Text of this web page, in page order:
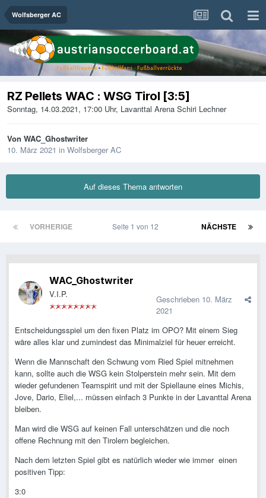
Wolfsberger AC
RZ Pellets WAC : WSG Tirol [3:5]
Sonntag, 14.03.2021, 17:00 Uhr, Lavanttal Arena Schiri Lechner
Von WAC_Ghostwriter
10. März 2021 in Wolfsberger AC
Auf dieses Thema antworten
VORHERIGE NÄCHSTE
Seite 1 von 12
WAC_Ghostwriter
V.I.P. Geschrieben 10. März
2021
Entscheidungsspiel um den fixen Platz im OPO? Mit einem Sieg
wäre alles klar und zumindest das Minimalziel für heuer erreicht.
Wenn die Mannschaft den Schwung vom Ried Spiel mitnehmen
kann, sollte auch die WSG kein Stolperstein mehr sein. Mit dem
wieder gefundenen Teamspirit und mit der Spiellaune eines Michis,
Jove, Dario, Eliel,... müssen einfach 3 Punkte in der Lavanttal Arena
bleiben.
Man wird die WSG auf keinen Fall unterschätzen und die noch
offene Rechnung mit den Tirolern begleichen.
Nach dem letzten Spiel gibt es natürlich wieder wie immer einen
positiven Tipp:
3:0